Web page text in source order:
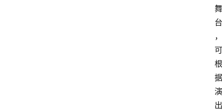
舞
台
，
可
根
据
演
出